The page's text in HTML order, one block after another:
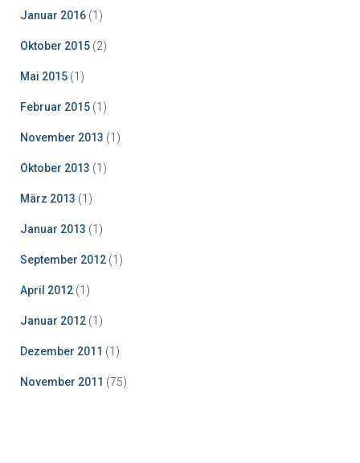
Januar 2016 (1)
Oktober 2015 (2)
Mai 2015 (1)
Februar 2015 (1)
November 2013 (1)
Oktober 2013 (1)
März 2013 (1)
Januar 2013 (1)
September 2012 (1)
April 2012 (1)
Januar 2012 (1)
Dezember 2011 (1)
November 2011 (75)